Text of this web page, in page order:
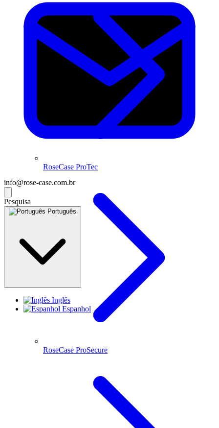
info@rose-case.com.br
Pesquisa
Português
Inglês
Espanhol
RoseCase ProTec
RoseCase ProSecure